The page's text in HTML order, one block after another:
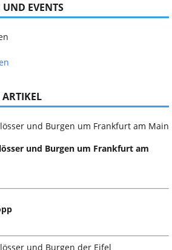
EVENTS
und Burgen um Frankfurt am